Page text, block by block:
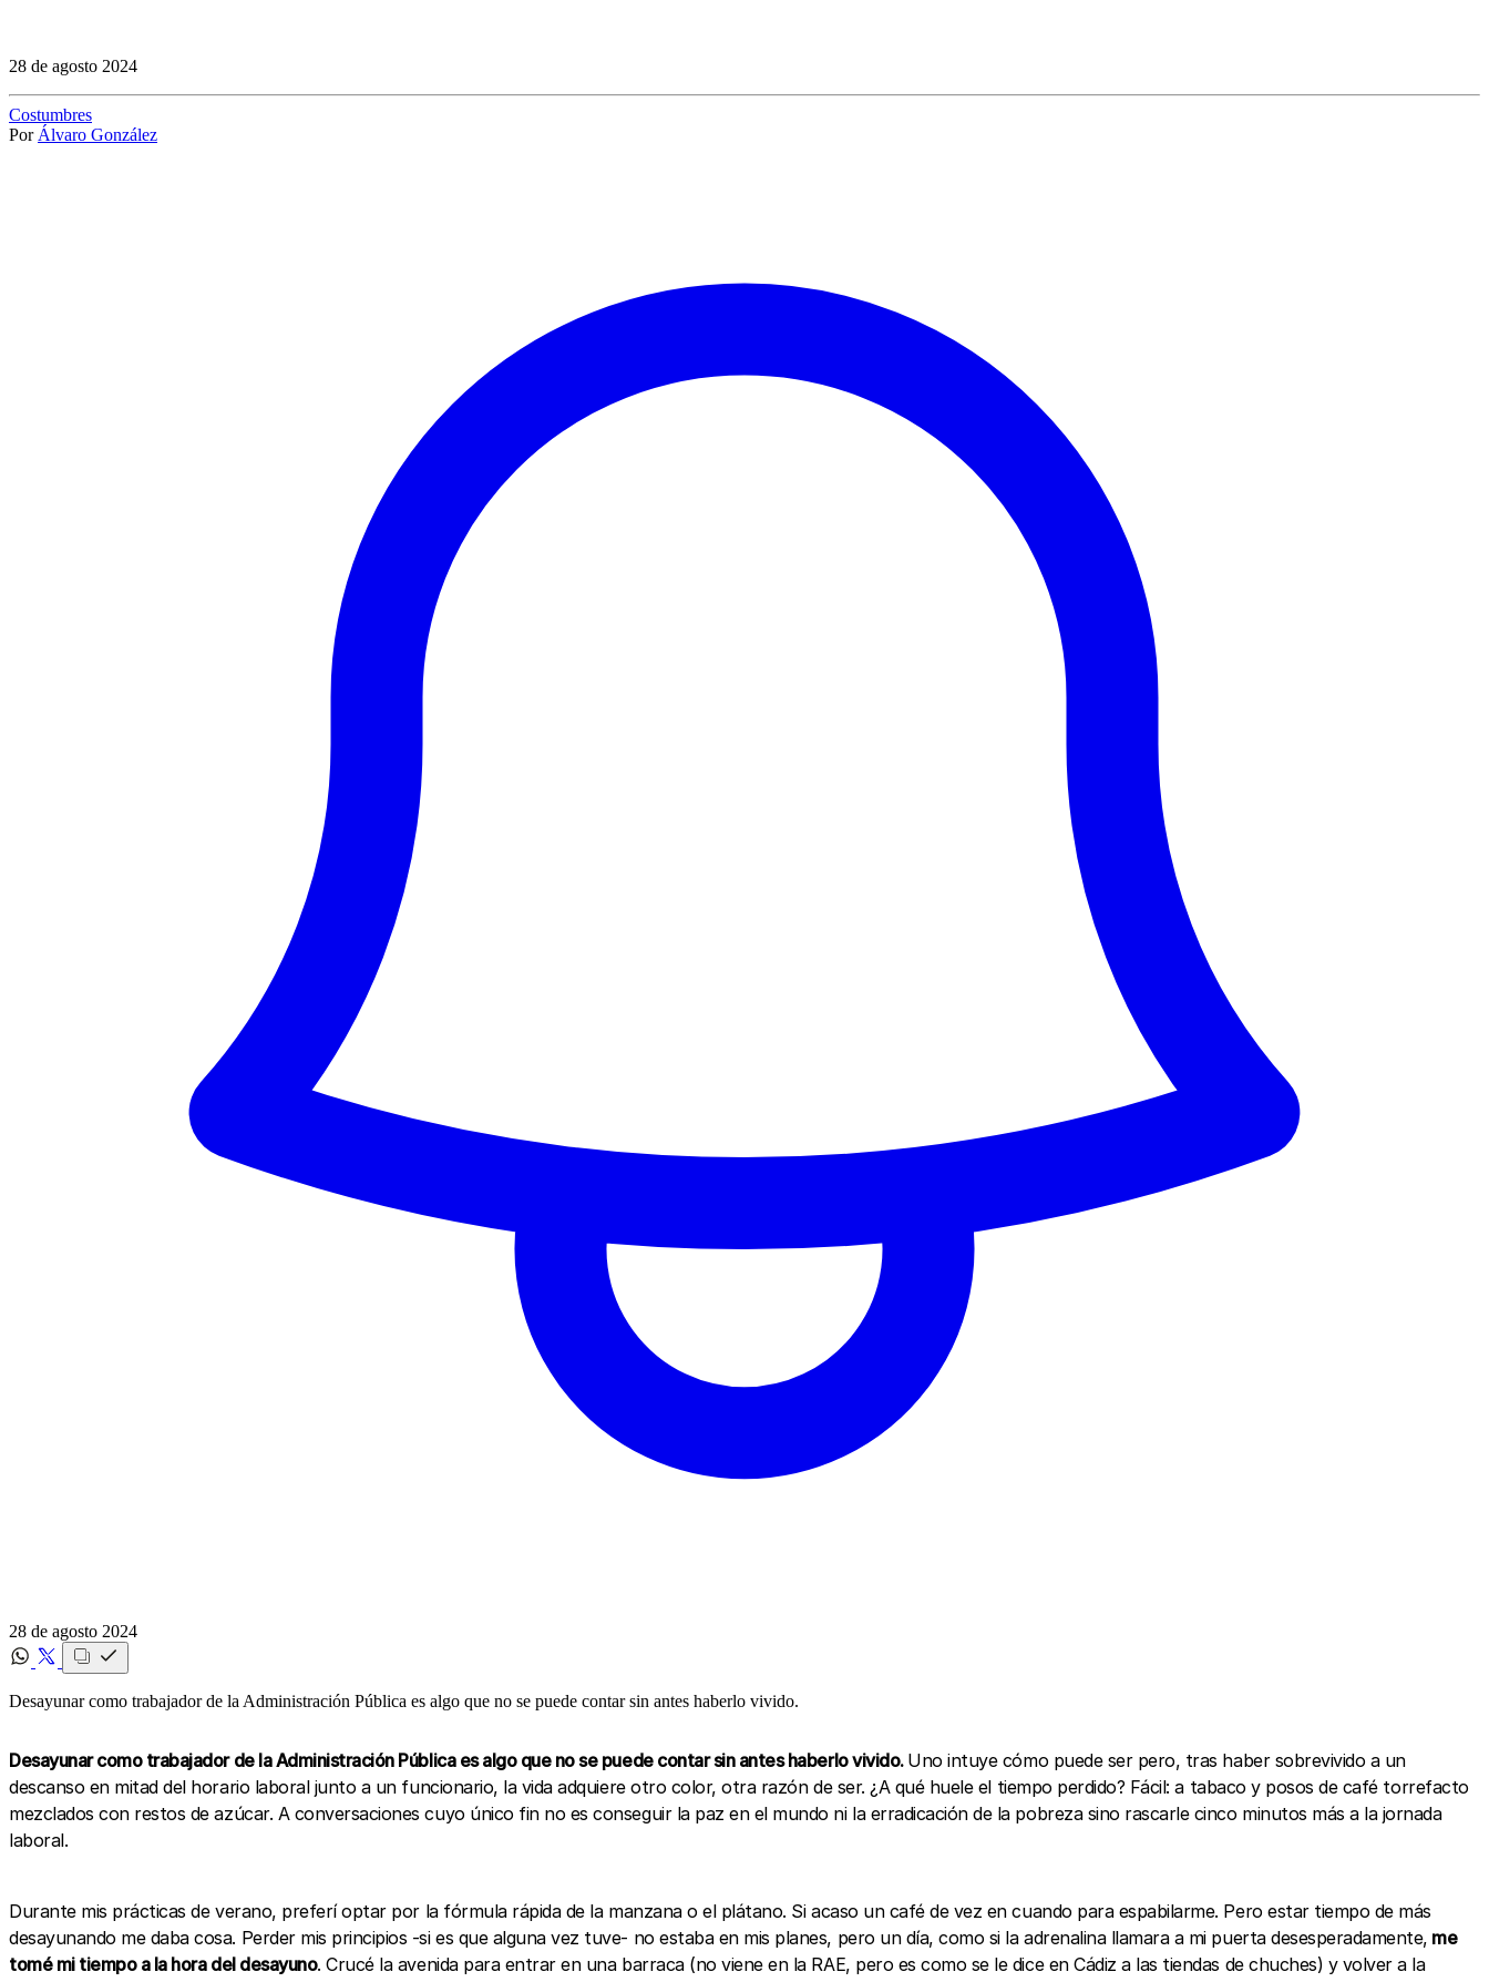
28 de agosto 2024
Costumbres
Por Álvaro González
28 de agosto 2024
Desayunar como trabajador de la Administración Pública es algo que no se puede contar sin antes haberlo vivido.
Desayunar como trabajador de la Administración Pública es algo que no se puede contar sin antes haberlo vivido. Uno intuye cómo puede ser pero, tras haber sobrevivido a un
descanso en mitad del horario laboral junto a un funcionario, la vida adquiere otro color, otra razón de ser. ¿A qué huele el tiempo perdido? Fácil: a tabaco y posos de café torrefacto
mezclados con restos de azúcar. A conversaciones cuyo único fin no es conseguir la paz en el mundo ni la erradicación de la pobreza sino rascarle cinco minutos más a la jornada
laboral.
Durante mis prácticas de verano, preferí optar por la fórmula rápida de la manzana o el plátano. Si acaso un café de vez en cuando para espabilarme. Pero estar tiempo de más
desayunando me daba cosa. Perder mis principios -si es que alguna vez tuve- no estaba en mis planes, pero un día, como si la adrenalina llamara a mi puerta desesperadamente, me
tomé mi tiempo a la hora del desayuno. Crucé la avenida para entrar en una barraca (no viene en la RAE, pero es como se le dice en Cádiz a las tiendas de chuches) y volver a la